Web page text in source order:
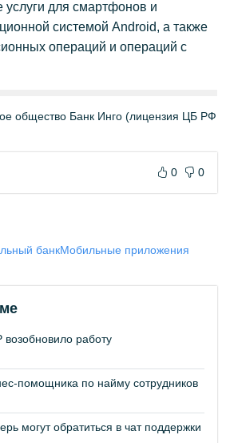
услуги для смартфонов и
системой Android, а также
операций и операций с
общество Банк Инго (лицензия ЦБ РФ
0 0
банкМобильные приложения
работу
помощника по найму сотрудников
могут обратиться в чат поддержки